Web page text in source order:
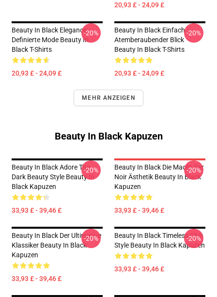
20,93 £ - 24,09 £
Beauty In Black Elegance
Definierte Mode Beauty In
Black T-Shirts
20,93 £ - 24,09 £
-20%
Beauty In Black Einfach
Atemberaubender Blick
Beauty In Black T-Shirts
20,93 £ - 24,09 £
-20%
MEHR ANZEIGEN
Beauty In Black Kapuzen
Beauty In Black Adore The
Dark Beauty Style Beauty In
Black Kapuzen
33,93 £ - 39,46 £
-20%
Beauty In Black Die Macht Der
Noir Ästhetik Beauty In Black
Kapuzen
33,93 £ - 39,46 £
-20%
Beauty In Black Der Ultimative
Klassiker Beauty In Black
Kapuzen
33,93 £ - 39,46 £
-20%
Beauty In Black Timeless Chic
Style Beauty In Black Kapuzen
33,93 £ - 39,46 £
-20%